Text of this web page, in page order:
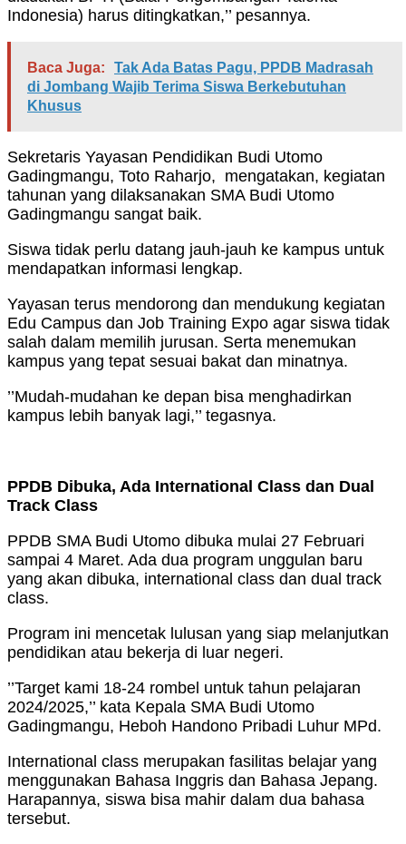
Indonesia) harus ditingkatkan,’’ pesannya.
Baca Juga:
Tak Ada Batas Pagu, PPDB Madrasah
di Jombang Wajib Terima Siswa Berkebutuhan
Khusus
Sekretaris Yayasan Pendidikan Budi Utomo
Gadingmangu, Toto Raharjo, mengatakan, kegiatan
tahunan yang dilaksanakan SMA Budi Utomo
Gadingmangu sangat baik.
Siswa tidak perlu datang jauh-jauh ke kampus untuk
mendapatkan informasi lengkap.
Yayasan terus mendorong dan mendukung kegiatan
Edu Campus dan Job Training Expo agar siswa tidak
salah dalam memilih jurusan. Serta menemukan
kampus yang tepat sesuai bakat dan minatnya.
’’Mudah-mudahan ke depan bisa menghadirkan
kampus lebih banyak lagi,’’ tegasnya.
PPDB Dibuka, Ada International Class dan Dual
Track Class
PPDB SMA Budi Utomo dibuka mulai 27 Februari
sampai 4 Maret. Ada dua program unggulan baru
yang akan dibuka, international class dan dual track
class.
Program ini mencetak lulusan yang siap melanjutkan
pendidikan atau bekerja di luar negeri.
’’Target kami 18-24 rombel untuk tahun pelajaran
2024/2025,’’ kata Kepala SMA Budi Utomo
Gadingmangu, Heboh Handono Pribadi Luhur MPd.
International class merupakan fasilitas belajar yang
menggunakan Bahasa Inggris dan Bahasa Jepang.
Harapannya, siswa bisa mahir dalam dua bahasa
tersebut.